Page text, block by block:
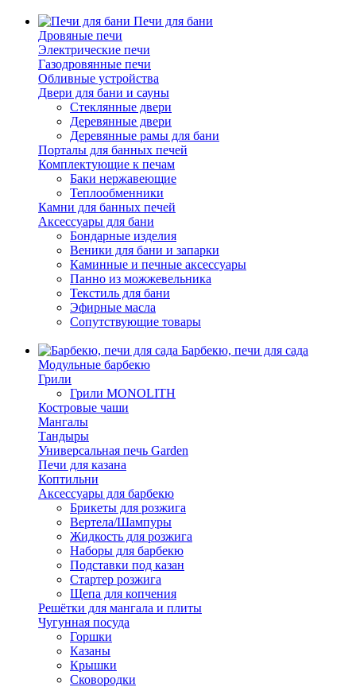
Печи для бани
Дровяные печи
Электрические печи
Газодровянные печи
Обливные устройства
Двери для бани и сауны
Стеклянные двери
Деревянные двери
Деревянные рамы для бани
Порталы для банных печей
Комплектующие к печам
Баки нержавеющие
Теплообменники
Камни для банных печей
Аксессуары для бани
Бондарные изделия
Веники для бани и запарки
Каминные и печные аксессуары
Панно из можжевельника
Текстиль для бани
Эфирные масла
Сопутствующие товары
Барбекю, печи для сада
Модульные барбекю
Грили
Грили MONOLITH
Костровые чаши
Мангалы
Тандыры
Универсальная печь Garden
Печи для казана
Коптильни
Аксессуары для барбекю
Брикеты для розжига
Вертела/Шампуры
Жидкость для розжига
Наборы для барбекю
Подставки под казан
Стартер розжига
Щепа для копчения
Решётки для мангала и плиты
Чугунная посуда
Горшки
Казаны
Крышки
Сковородки